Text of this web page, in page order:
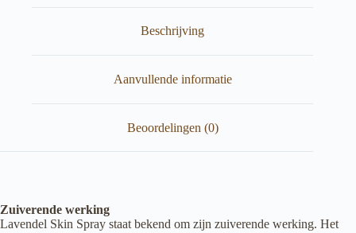
Beschrijving
Aanvullende informatie
Beoordelingen (0)
Zuiverende werking
Lavendel Skin Spray staat bekend om zijn zuiverende werking. Het